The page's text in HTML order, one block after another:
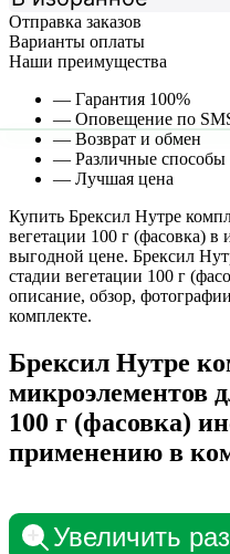
Отправка заказов
Варианты оплаты
Наши преимущества
— Гарантия 100%
— Оповещение по
— Возврат и обмен
— Различные способы
— Лучшая цена
Купить Брексил Нутре
вегетации 100 г (фасовка) в
выгодной цене. Брексил
стадии вегетации 100 г
описание, обзор,
комплекте.
Брексил Нутре
микроэлементов
100 г (фасовка)
применению в
Увеличить